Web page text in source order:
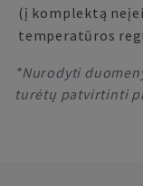
(į komplektą
temperatūros
*Nurodyti
turėtų patvirtinti